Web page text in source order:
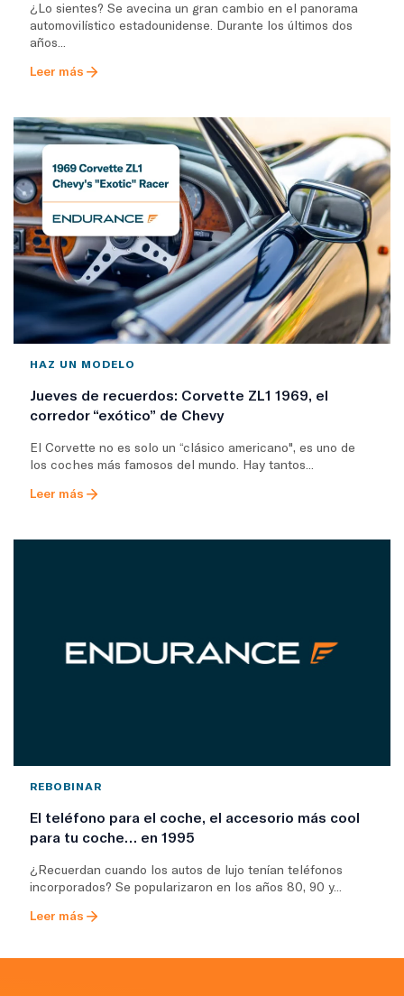
¿Lo sientes? Se avecina un gran cambio en el panorama
automovilístico estadounidense. Durante los últimos dos
años...
Leer más
HAZ UN MODELO
Jueves de recuerdos: Corvette ZL1 1969, el
corredor “exótico” de Chevy
El Corvette no es solo un “clásico americano", es uno de
los coches más famosos del mundo. Hay tantos...
Leer más
REBOBINAR
El teléfono para el coche, el accesorio más cool
para tu coche… en 1995
¿Recuerdan cuando los autos de lujo tenían teléfonos
incorporados? Se popularizaron en los años 80, 90 y...
Leer más